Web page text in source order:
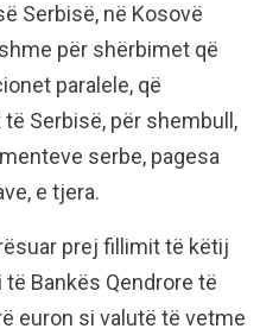
Serbisë, në Kosovë
për shërbimet që
paralele, që
Serbisë, për shembull,
serbe, pagesa
e tjera.
prej fillimit të këtij
Bankës Qendrore të
euron si valutë të vetme